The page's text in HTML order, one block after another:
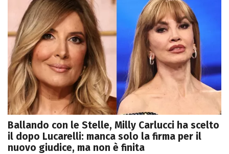
Ballando con le Stelle, Milly Carlucci ha scelto
il dopo Lucarelli: manca solo la firma per il
nuovo giudice, ma non è finita